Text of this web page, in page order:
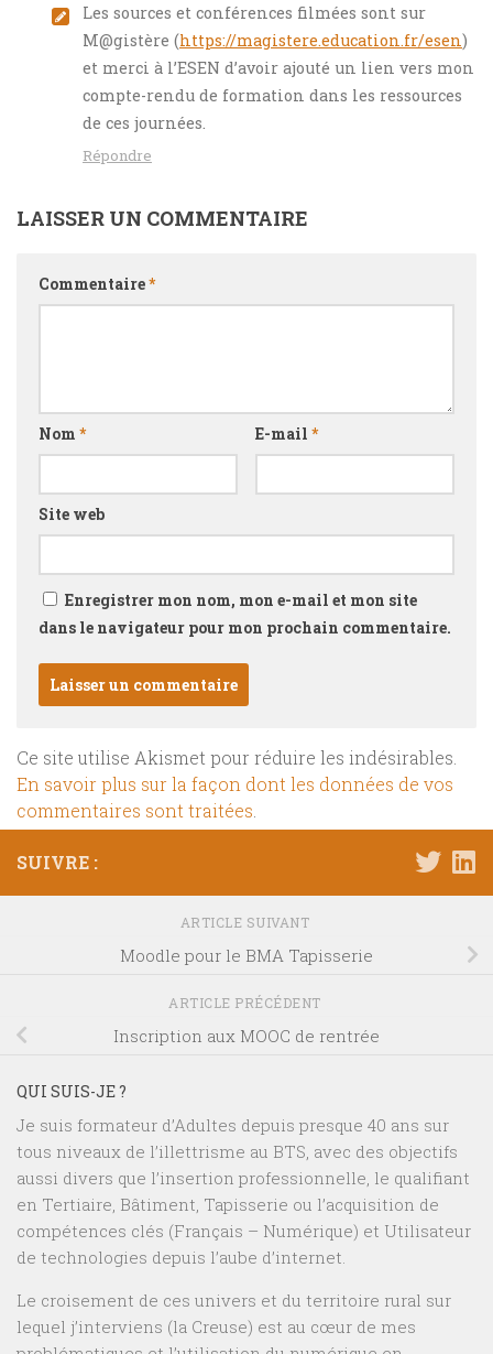
Les sources et conférences filmées sont sur
M@gistère (https://magistere.education.fr/esen)
et merci à l’ESEN d’avoir ajouté un lien vers mon
compte-rendu de formation dans les ressources
de ces journées.
Répondre
LAISSER UN COMMENTAIRE
Commentaire*
Nom * E-mail *
Site web
Enregistrer mon nom, mon e-mail et mon site
dans le navigateur pour mon prochain commentaire.
Ce site utilise Akismet pour réduire les indésirables.
En savoir plus sur la façon dont les données de vos
commentaires sont traitées
SUIVRE :
ARTICLE SUIVANT
Moodle pour le BMA Tapisserie
ARTICLE PRÉCÉDENT
Inscription aux MOOC de rentrée
QUI SUIS-JE ?
Je suis formateur d’Adultes depuis presque 40 ans sur
tous niveaux de l’illettrisme au BTS, avec des objectifs
aussi divers que l’insertion professionnelle, le qualifiant
en Tertiaire, Bâtiment, Tapisserie ou l’acquisition de
compétences clés (Français – Numérique) et Utilisateur
de technologies depuis l’aube d’internet.
Le croisement de ces univers et du territoire rural sur
lequel j’interviens (la Creuse) est au cœur de mes